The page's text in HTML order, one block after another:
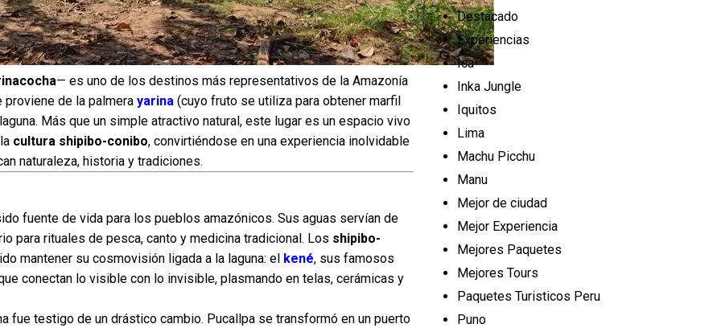
— es uno de los destinos más representativos de la Amazonía
proviene de la palmera yarina (cuyo fruto se utiliza para obtener marfil
Más que un simple atractivo natural, este lugar es un espacio vivo
cultura shipibo-conibo, convirtiéndose en una experiencia inolvidable
naturaleza, historia y tradiciones.
fuente de vida para los pueblos amazónicos. Sus aguas servían de
para rituales de pesca, canto y medicina tradicional. Los shipibo-
mantener su cosmovisión ligada a la laguna: el kené, sus famosos
conectan lo visible con lo invisible, plasmando en telas, cerámicas y
fue testigo de un drástico cambio. Pucallpa se transformó en un puerto
Destacado
Experiencias
Ica
Inka Jungle
Iquitos
Lima
Machu Picchu
Manu
Mejor de ciudad
Mejor Experiencia
Mejores Paquetes
Mejores Tours
Paquetes Turisticos Peru
Puno